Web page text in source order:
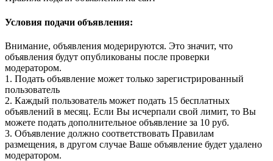
Условия подачи объявления:
Внимание, объявления модерируются. Это значит, что
объявления будут опубликованы после проверки
модератором.
1. Подать объявление может только зарегистрированный
пользователь
2. Каждый пользователь может подать 15 бесплатных
объявлений в месяц. Если Вы исчерпали свой лимит, то Вы
можете подать дополнительное объявление за 10 руб.
3. Объявление должно соответствовать Правилам
размещения, в другом случае Ваше объявление будет удалено
модератором.